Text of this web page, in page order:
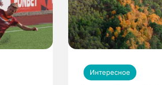
Интересное